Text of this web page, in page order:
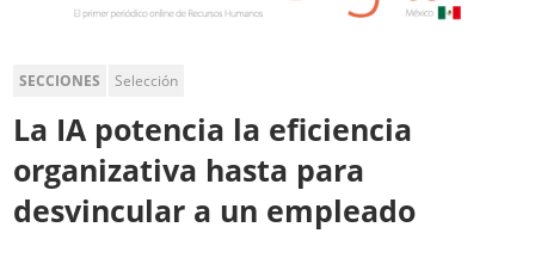
SECCIONES Selección
La IA potencia la eficiencia
organizativa hasta para
desvincular a un empleado